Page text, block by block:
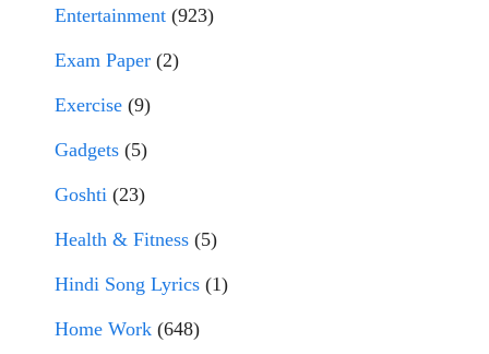
Entertainment (923)
Exam Paper (2)
Exercise (9)
Gadgets (5)
Goshti (23)
Health & Fitness (5)
Hindi Song Lyrics (1)
Home Work (648)